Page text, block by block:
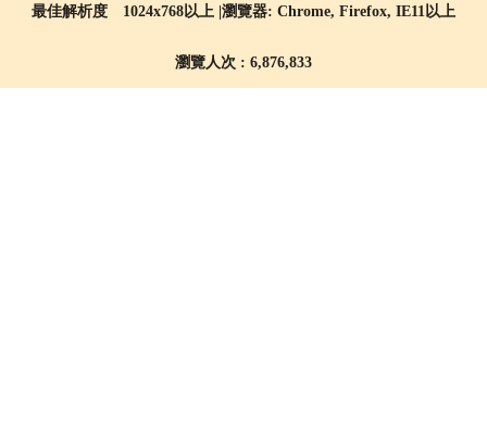
最佳解析度 1024x768以上 |瀏覽器: Chrome, Firefox, IE11以上
瀏覽人次 : 6,876,833